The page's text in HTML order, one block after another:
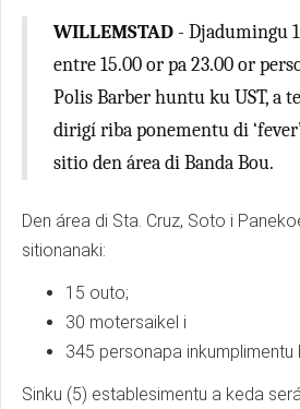
WILLEMSTAD - Djadumingu
entre 15.00 or pa 23.00 or
Polis Barber huntu ku UST, a
dirigí riba ponementu di
sitio den área di Banda Bou.
Den área di Sta. Cruz, Soto i
sitionanaki:
15 outo;
30 motersaikel i
345 personapa inkumplimentu
Sinku (5) establesimentu a keda